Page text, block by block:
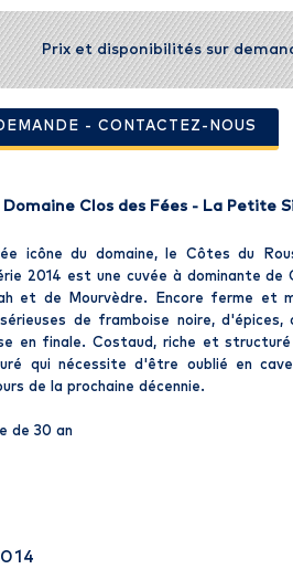
Prix et disponibilités sur
- CONTACTEZ-NOUS
Domaine Clos des Fées - La Petite
icône du domaine, le Côtes du
2014 est une cuvée à dominante de
et de Mourvèdre. Encore ferme et
de framboise noire, d'épices,
en finale. Costaud, riche et
qui nécessite d'être oublié en
de la prochaine décennie.
de 30 an